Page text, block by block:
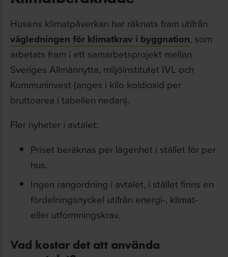
Husens klimatpåverkan har räknats fram utifrån
vägledningen för klimatkrav i byggnation, som
arbetats fram i ett samarbetsprojekt mellan
Sveriges Allmännytta, miljöinstitutet IVL och
Kommuninvest (anges i kilo koldioxid per
bruttoarea i tabellen nedan).
Fler nyheter i avtalet:
Priset beräknas per lägenhet i stället för per
hus.
Ingen rangordning i avtalet, i stället finns en
fördelningsnyckel utifrån energi-, klimat-
eller utformningskrav.
Vad kostar det att använda